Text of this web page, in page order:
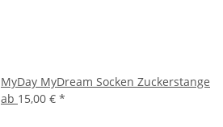
MyDay MyDream Socken Zuckerstange
ab 15,00 € *